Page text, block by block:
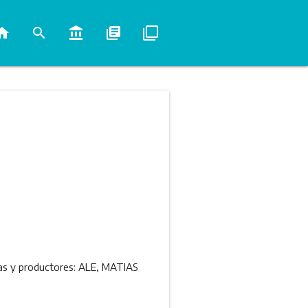
search account_balance library_books filter_none
y productores: ALE, MATIAS